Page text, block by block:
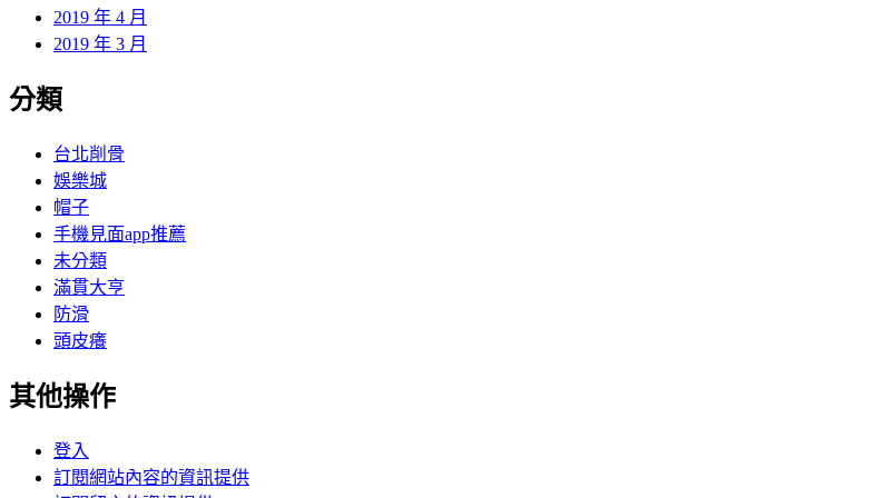
2019 年 4 月
2019 年 3 月
分類
台北削骨
娛樂城
帽子
手機見面app推薦
未分類
滿貫大亨
防滑
頭皮癢
其他操作
登入
訂閱網站內容的資訊提供